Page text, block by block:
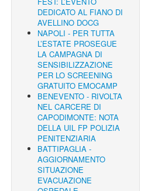
DEDICATO AL FIANO DI
AVELLINO DOCG
NAPOLI - PER TUTTA
L’ESTATE PROSEGUE
LA CAMPAGNA DI
SENSIBILIZZAZIONE
PER LO SCREENING
GRATUITO EMOCAMP
BENEVENTO - RIVOLTA
NEL CARCERE DI
CAPODIMONTE: NOTA
DELLA UIL FP POLIZIA
PENITENZIARIA
BATTIPAGLIA -
AGGIORNAMENTO
SITUAZIONE
EVACUAZIONE